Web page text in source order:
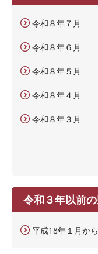
令和８年７月
令和８年６月
令和８年５月
令和８年４月
令和８年３月
令和３年以前
平成18年１月か